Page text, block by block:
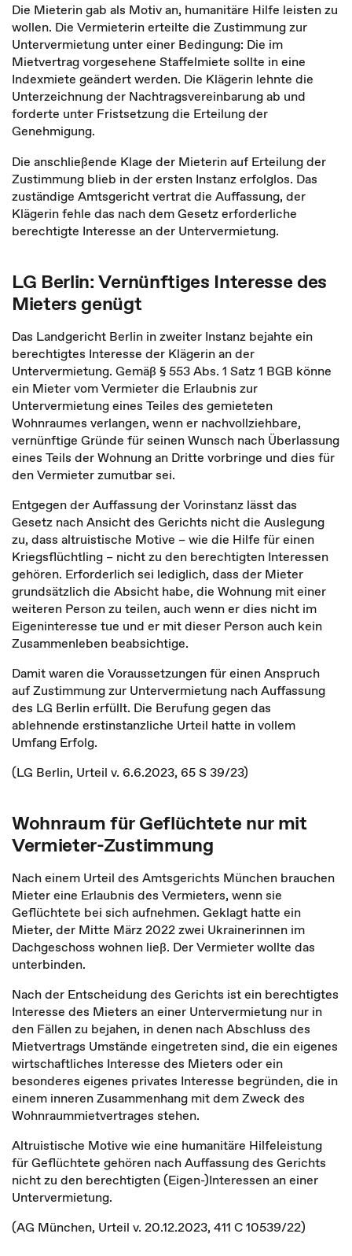
Die Mieterin gab als Motiv an, humanitäre Hilfe leisten zu
wollen. Die Vermieterin erteilte die Zustimmung zur
Untervermietung unter einer Bedingung: Die im
Mietvertrag vorgesehene Staffelmiete sollte in eine
Indexmiete geändert werden. Die Klägerin lehnte die
Unterzeichnung der Nachtragsvereinbarung ab und
forderte unter Fristsetzung die Erteilung der
Genehmigung.
Die anschließende Klage der Mieterin auf Erteilung der
Zustimmung blieb in der ersten Instanz erfolglos. Das
zuständige Amtsgericht vertrat die Auffassung, der
Klägerin fehle das nach dem Gesetz erforderliche
berechtigte Interesse an der Untervermietung.
LG Berlin: Vernünftiges Interesse des
Mieters genügt
Das Landgericht Berlin in zweiter Instanz bejahte ein
berechtigtes Interesse der Klägerin an der
Untervermietung. Gemäß § 553 Abs. 1 Satz 1 BGB könne
ein Mieter vom Vermieter die Erlaubnis zur
Untervermietung eines Teiles des gemieteten
Wohnraumes verlangen, wenn er nachvollziehbare,
vernünftige Gründe für seinen Wunsch nach Überlassung
eines Teils der Wohnung an Dritte vorbringe und dies für
den Vermieter zumutbar sei.
Entgegen der Auffassung der Vorinstanz lässt das
Gesetz nach Ansicht des Gerichts nicht die Auslegung
zu, dass altruistische Motive – wie die Hilfe für einen
Kriegsflüchtling – nicht zu den berechtigten Interessen
gehören. Erforderlich sei lediglich, dass der Mieter
grundsätzlich die Absicht habe, die Wohnung mit einer
weiteren Person zu teilen, auch wenn er dies nicht im
Eigeninteresse tue und er mit dieser Person auch kein
Zusammenleben beabsichtige.
Damit waren die Voraussetzungen für einen Anspruch
auf Zustimmung zur Untervermietung nach Auffassung
des LG Berlin erfüllt. Die Berufung gegen das
ablehnende erstinstanzliche Urteil hatte in vollem
Umfang Erfolg.
(LG Berlin, Urteil v. 6.6.2023, 65 S 39/23)
Wohnraum für Geflüchtete nur mit
Vermieter-Zustimmung
Nach einem Urteil des Amtsgerichts München brauchen
Mieter eine Erlaubnis des Vermieters, wenn sie
Geflüchtete bei sich aufnehmen. Geklagt hatte ein
Mieter, der Mitte März 2022 zwei Ukrainerinnen im
Dachgeschoss wohnen ließ. Der Vermieter wollte das
unterbinden.
Nach der Entscheidung des Gerichts ist ein berechtigtes
Interesse des Mieters an einer Untervermietung nur in
den Fällen zu bejahen, in denen nach Abschluss des
Mietvertrags Umstände eingetreten sind, die ein eigenes
wirtschaftliches Interesse des Mieters oder ein
besonderes eigenes privates Interesse begründen, die in
einem inneren Zusammenhang mit dem Zweck des
Wohnraummietvertrages stehen.
Altruistische Motive wie eine humanitäre Hilfeleistung
für Geflüchtete gehören nach Auffassung des Gerichts
nicht zu den berechtigten (Eigen-)Interessen an einer
Untervermietung.
(AG München, Urteil v. 20.12.2023, 411 C 10539/22)